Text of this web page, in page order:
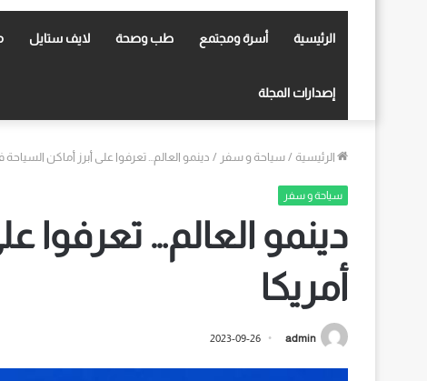
الرئيسية أسرة ومجتمع طب وصحة لايف ستايل
إصدارات المجلة
الرئيسية / سياحة و سفر / دينمو العالم… تعرفوا على أبرز أماكن السياحة
سياحة و سفر
دينمو العالم… تعرفوا
أمريكا
admin
2023-09-26